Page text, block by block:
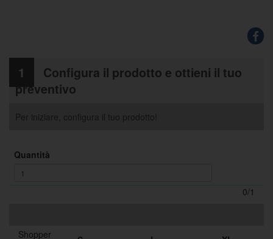
1
Configura il prodotto e ottieni il tuo
preventivo
Per iniziare, configura il tuo prodotto!
Quantità
0/1
Shopper